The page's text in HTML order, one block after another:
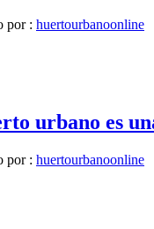
por : huertourbanoonline
urbano es
por : huertourbanoonline